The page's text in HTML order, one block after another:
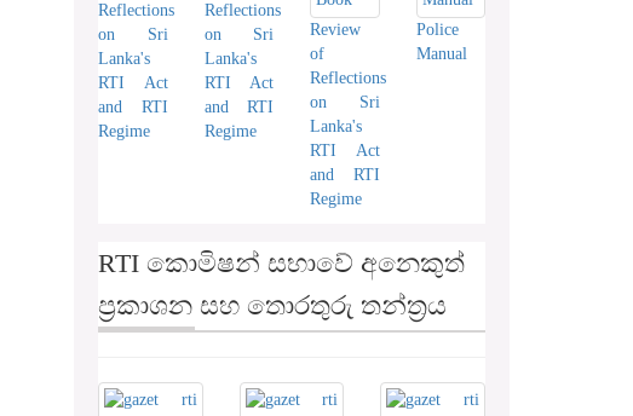
Reflections
on Sri
Lanka's
RTI Act
and RTI
Regime
Reflections
on Sri
Lanka's
RTI Act
and RTI
Regime
Review
of
Reflections
on Sri
Lanka's
RTI Act
and RTI
Regime
Police
Manual
RTI කොමිෂන් සභාවේ අනෙකුත්
ප්‍රකාශන සහ තොරතුරු තන්ත්‍රය